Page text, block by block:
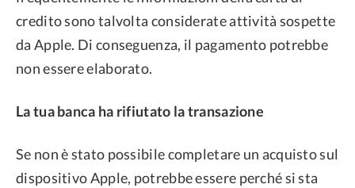
credito sono talvolta considerate attività sospette
da Apple. Di conseguenza, il pagamento potrebbe
non essere elaborato.
La tua banca ha rifiutato la transazione
Se non è stato possibile completare un acquisto sul
dispositivo Apple, potrebbe essere perché si sta